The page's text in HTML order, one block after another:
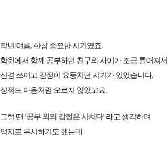
작년 여름, 한참 중요한 시기였죠.
학원에서 함께 공부하던 친구와 사이가 조금 틀어져서
신경 쓰이고 감정이 요동치던 시기가 있었습니다.
성적도 마음처럼 오르지 않았고요.
그럴 땐 '공부 외의 감정은 사치다' 라고 생각하며
억지로 무시하기도 했는데